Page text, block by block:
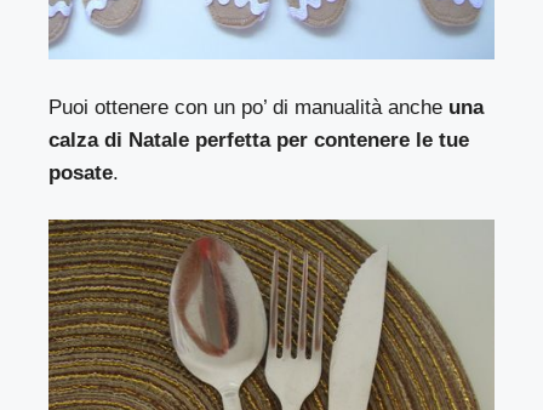
Puoi ottenere con un po’ di manualità anche una
calza di Natale perfetta per contenere le tue
posate.